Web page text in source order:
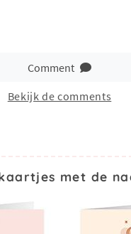
Comment
Bekijk de comments
met de